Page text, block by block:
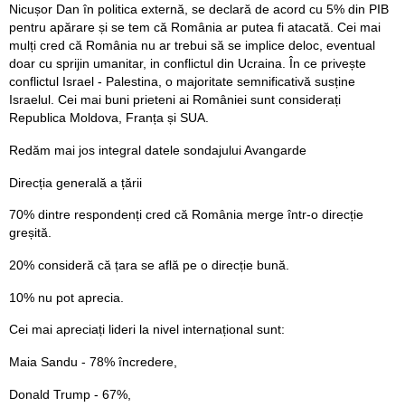
Nicușor Dan în politica externă, se declară de acord cu 5% din PIB
pentru apărare și se tem că România ar putea fi atacată. Cei mai
mulți cred că România nu ar trebui să se implice deloc, eventual
doar cu sprijin umanitar, in conflictul din Ucraina. În ce privește
conflictul Israel - Palestina, o majoritate semnificativă susține
Israelul. Cei mai buni prieteni ai României sunt considerați
Republica Moldova, Franța și SUA.
Redăm mai jos integral datele sondajului Avangarde
Direcția generală a țării
70% dintre respondenți cred că România merge într-o direcție
greșită.
20% consideră că țara se află pe o direcție bună.
10% nu pot aprecia.
Cei mai apreciați lideri la nivel internațional sunt:
Maia Sandu - 78% încredere,
Donald Trump - 67%,